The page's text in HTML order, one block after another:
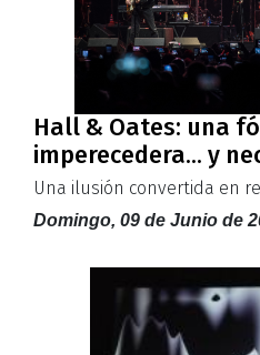
Hall & Oates: una
imperecedera... y
Una ilusión convertida en
Domingo, 09 de Junio de